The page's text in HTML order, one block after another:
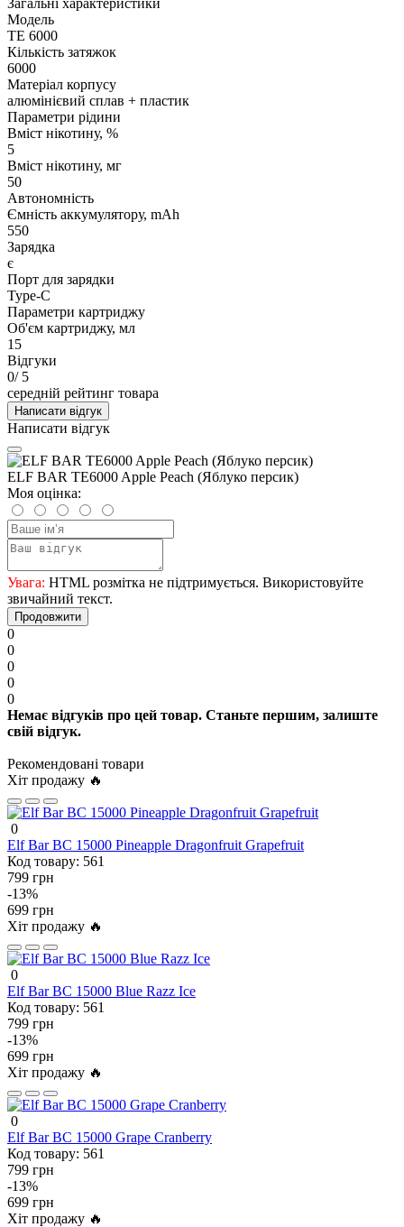
Модель
TE 6000
Кількість затяжок
6000
Матеріал корпусу
алюмінієвий сплав + пластик
Параметри рідини
Вміст нікотину, %
5
Вміст нікотину, мг
50
Автономність
Ємність аккумулятору, mAh
550
Зарядка
є
Порт для зарядки
Type-C
Параметри картриджу
Об'єм картриджу, мл
15
Відгуки
0/ 5
середній рейтинг товара
Написати відгук
Написати відгук
ELF BAR TE6000 Apple Peach (Яблуко персик)
Моя оцінка:
Увага: HTML розмітка не підтримується. Використовуйте
звичайний текст.
Продовжити
0
0
0
0
0
Немає відгуків про цей товар. Станьте першим, залиште
свій відгук.
Рекомендовані товари
Хіт продажу 🔥
0
Elf Bar BC 15000 Pineapple Dragonfruit Grapefruit
Код товару: 561
799 грн
-13%
699 грн
Хіт продажу 🔥
0
Elf Bar BC 15000 Blue Razz Ice
Код товару: 561
799 грн
-13%
699 грн
Хіт продажу 🔥
0
Elf Bar BC 15000 Grape Cranberry
Код товару: 561
799 грн
-13%
699 грн
Хіт продажу 🔥